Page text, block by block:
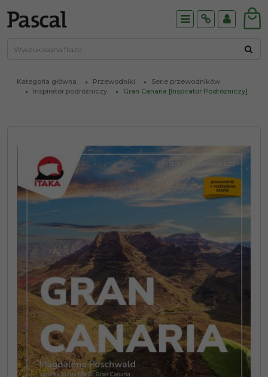
MenuInfoPanel
Kategoria główna Przewodniki
Serie przewodników
Inspirator podróżniczy
Gran Canaria [Inspirator Podróżniczy]